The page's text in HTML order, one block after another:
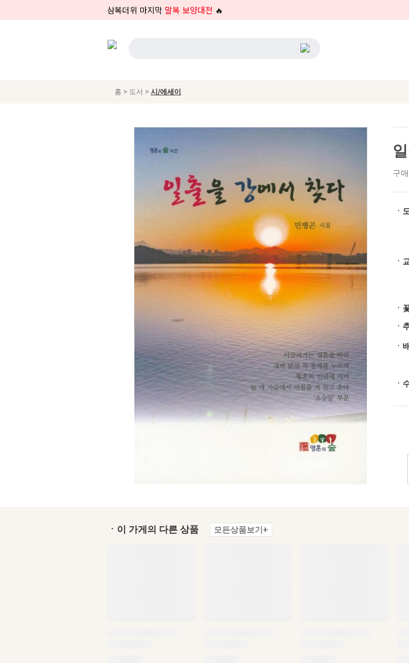
삼복더위 마지막 말복 보양대전 🔥
홈 > 도서 > 시/에세이
구
ㆍ
ㆍ
ㆍ
ㆍ
ㆍ
ㆍ
ㆍ이 가게의 다른 상품 모든상품보기+